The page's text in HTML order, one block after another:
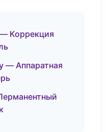
Коррекция
— Аппаратная